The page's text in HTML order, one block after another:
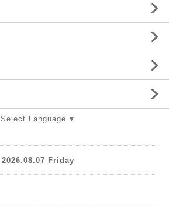
Select Language ▼
2026.08.07 Friday